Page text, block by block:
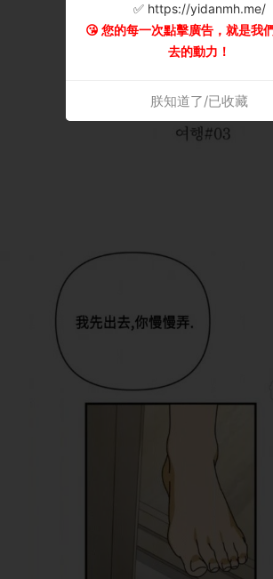
✅ https://yidanmh.me/
😘 您的每一次點擊廣告，就是我
去的動力！
朕知道了/已收藏